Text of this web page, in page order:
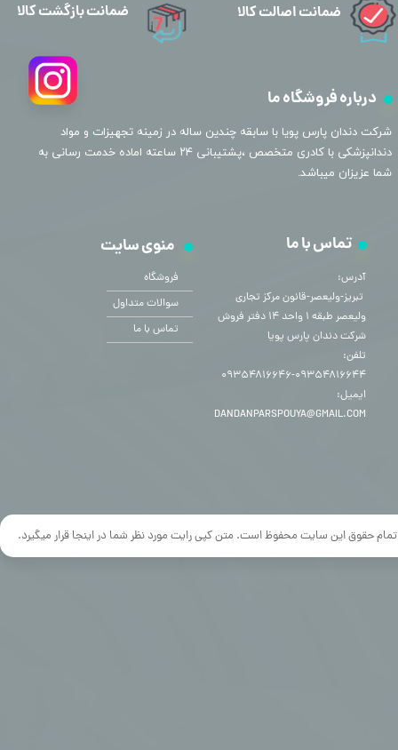
تمام حقوق این سایت محفوظ است. متن کپی رایت مورد نظر شما در اینجا قرار میگیرد.
درباره فروشگاه ما
​شرکت دندان پارس پویا با سابقه چندین ساله در زمینه تجهیزات و مواد
دندانپزشکی با کادری متخصص ،پشتیبانی ۲۴ ساعته اماده خدمت رسانی به
شما عزیزان میباشد.
منوی سایت
فروشگاه
سوالات متداول
تماس با ما
تماس با ما
آدرس:
​​​​​​​ تبریز-ولیعصر-قانون مرکز تجاری
ولیعصر طبقه ۱ واحد ۱۴ دفتر فروش
شرکت دندان پارس پویا
تلفن:
۰۹۳۵۴۸۱۶۶۴۴-۰۹۳۵۴۸۱۶۶۴۶
ایمیل:
DANDANPARSPOUYA@GMAIL.COM
ضمانت اصالت کالا ضمانت بازگشت کالا